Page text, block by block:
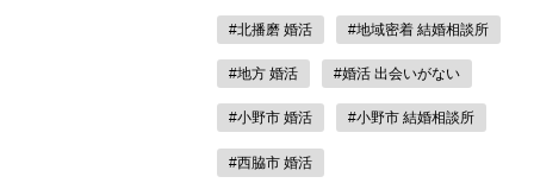
#北播磨 婚活 #地域密着 結婚相談所
#地方 婚活 #婚活 出会いがない
#小野市 婚活 #小野市 結婚相談所
#西脇市 婚活